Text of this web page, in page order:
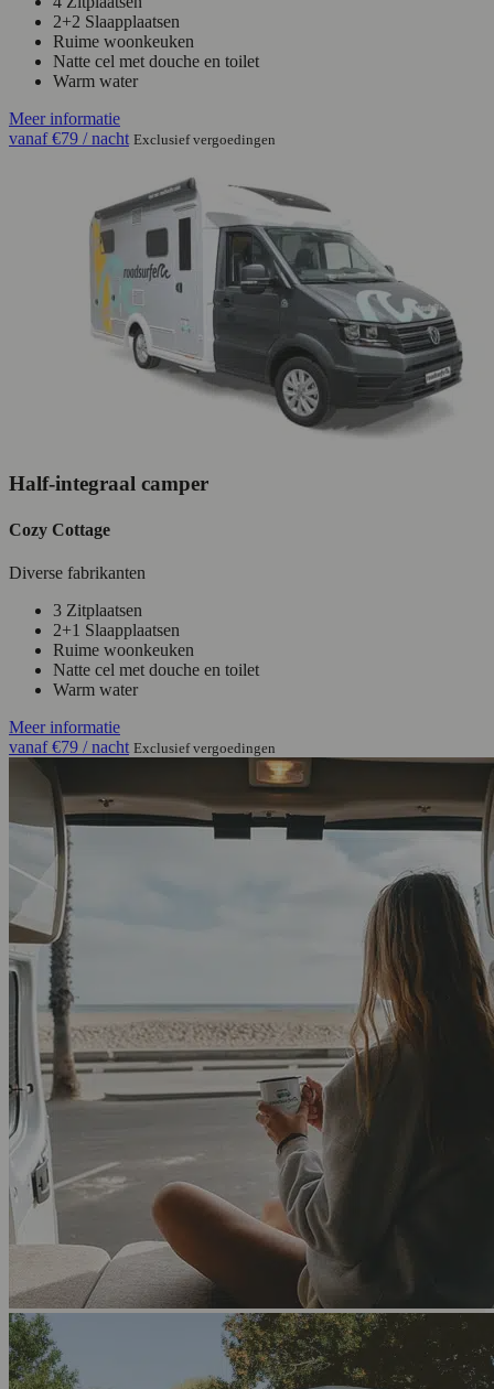
2+2 Slaapplaatsen
Ruime woonkeuken
Natte cel met douche en toilet
Warm water
Meer informatie
vanaf€79 / nacht Exclusief vergoedingen
Half-integraal camper
Cozy Cottage
Diverse fabrikanten
3 Zitplaatsen
2+1 Slaapplaatsen
Ruime woonkeuken
Natte cel met douche en toilet
Warm water
Meer informatie
vanaf€79 / nacht Exclusief vergoedingen